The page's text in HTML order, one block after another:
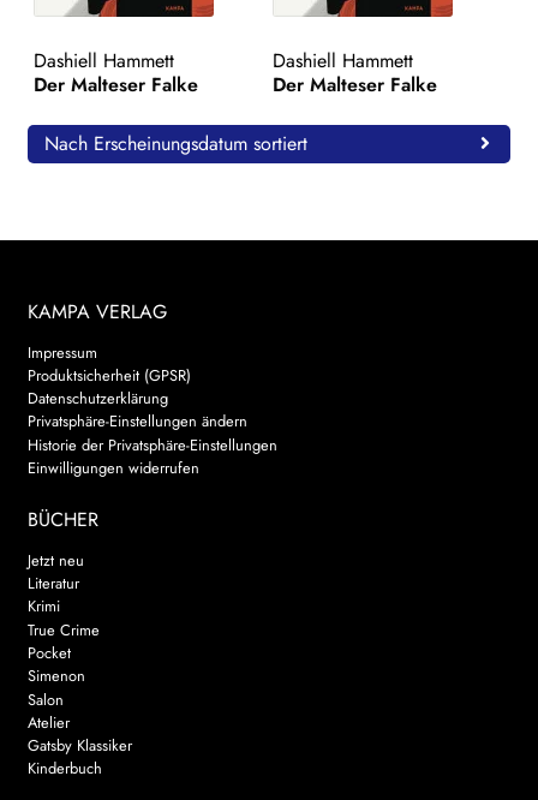
Search:
Dashiell Hammett
Der Malteser Falke
Dashiell Hammett
Der Malteser Falke
Nach Erscheinungsdatum sortiert
KAMPA VERLAG
Impressum
Produktsicherheit (GPSR)
Datenschutzerklärung
Privatsphäre-Einstellungen ändern
Historie der Privatsphäre-Einstellungen
Einwilligungen widerrufen
BÜCHER
Jetzt neu
Literatur
Krimi
True Crime
Pocket
Simenon
Salon
Atelier
Gatsby Klassiker
Kinderbuch